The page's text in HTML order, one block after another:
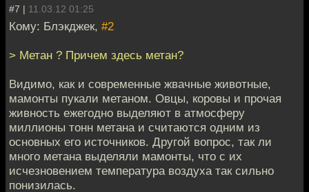
#7 | 11.03.12 01:25
Кому: Блэкджек, #2
> Метан ? Причем здесь метан?
Видимо, как и современные жвачные животные,
мамонты пукали метаном. Овцы, коровы и прочая
живность ежегодно выделяют в атмосферу
миллионы тонн метана и считаются одним из
основных его источников. Другой вопрос, так ли
много метана выделяли мамонты, что с их
исчезновением температура воздуха так сильно
понизилась.